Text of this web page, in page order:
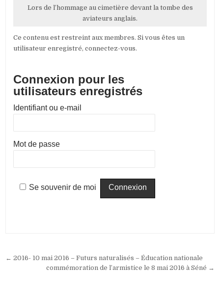
Lors de l’hommage au cimetière devant la tombe des
aviateurs anglais.
Ce contenu est restreint aux membres. Si vous êtes un
utilisateur enregistré, connectez-vous.
Connexion pour les
utilisateurs enregistrés
Identifiant ou e-mail
Mot de passe
Se souvenir de moi
Navigation
← 2016- 10 mai 2016 – Futurs naturalisés – Éducation nationale
commémoration de l’armistice le 8 mai 2016 à Séné →